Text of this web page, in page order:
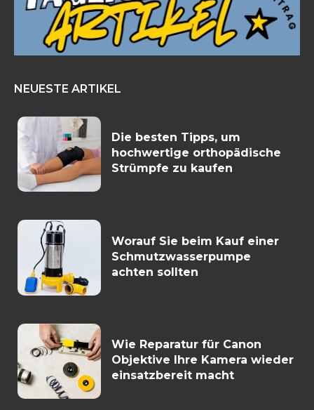
NEUESTE ARTIKEL
Die besten Tipps, um
hochwertige orthopädische
Strümpfe zu kaufen
Worauf Sie beim Kauf einer
Schmutzwasserpumpe
achten sollten
Wie Reparatur für Canon
Objektive Ihre Kamera wieder
einsatzbereit macht